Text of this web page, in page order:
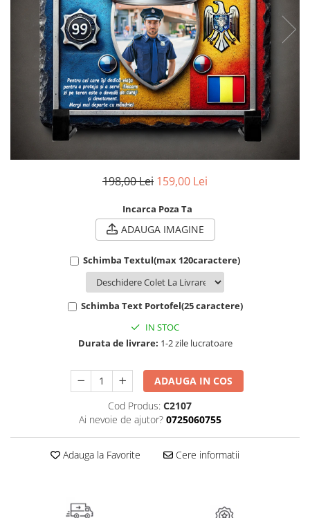
Cadouri Fiu/Fiică
Cadouri Bunici
Cadouri Cumnați
Cadouri Pisici/Câini
Cadouri Meserii&Hobby
Cadouri Apicultori
Cadouri Ingineri
Cadouri Motociclisti
Cadouri Pescar
Cadouri Pompieri
Cadouri Stomatologi
Cadouri Vanatori/Padurari
198,00 Lei 159,00 Lei
Incarca Poza Ta
ADAUGA IMAGINE
Schimba Textul(max 120caractere)
Schimba Text Portofel(25 caractere)
IN STOC
Durata de livrare: 1-2 zile lucratoare
ADAUGA IN COS
Cod Produs: C2107
Ai nevoie de ajutor? 0725060755
Adauga la Favorite Cere informatii